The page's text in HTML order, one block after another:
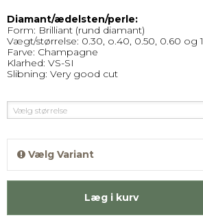
Diamant/ædelsten/perle:
Form: Brilliant (rund diamant)
Vægt/størrelse: 0.30, o.40, 0.50, 0.60 og
Farve: Champagne
Klarhed: VS-SI
Slibning: Very good cut
Vælg størrelse
Vælg Variant
Læg i kurv